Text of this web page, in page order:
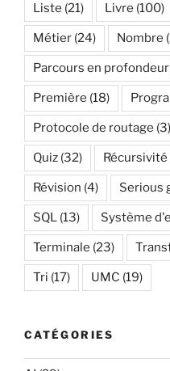
Liste (21) Livre (100)
Métier (24) Nombre
Parcours en profondeur
Première (18)
Protocole de routage (3)
Quiz (32) Récursivité
Révision (4) Serious
SQL (13) Système
Terminale (23)
Tri (17) UMC (19)
CATÉGORIES